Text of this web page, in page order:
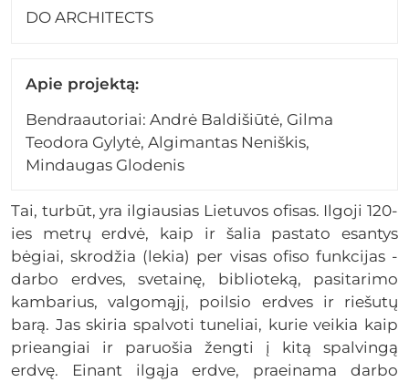
DO ARCHITECTS
Apie projektą:
Bendraautoriai: Andrė Baldišiūtė, Gilma
Teodora Gylytė, Algimantas Neniškis,
Mindaugas Glodenis
Tai, turbūt, yra ilgiausias Lietuvos ofisas. Ilgoji 120-
ies metrų erdvė, kaip ir šalia pastato esantys
bėgiai, skrodžia (lekia) per visas ofiso funkcijas -
darbo erdves, svetainę, biblioteką, pasitarimo
kambarius, valgomąjį, poilsio erdves ir riešutų
barą. Jas skiria spalvoti tuneliai, kurie veikia kaip
prieangiai ir paruošia žengti į kitą spalvingą
erdvę. Einant ilgąja erdve, praeinama darbo